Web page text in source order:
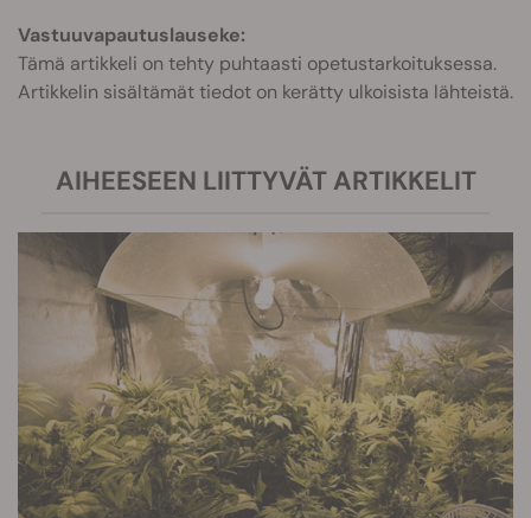
Vastuuvapautuslauseke:
Tämä artikkeli on tehty puhtaasti opetustarkoituksessa.
Artikkelin sisältämät tiedot on kerätty ulkoisista lähteistä.
AIHEESEEN LIITTYVÄT ARTIKKELIT